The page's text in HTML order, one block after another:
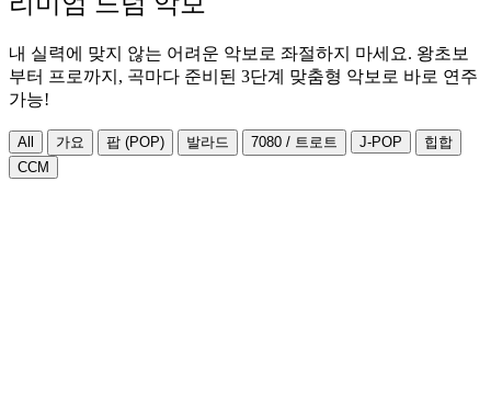
내 실력에 맞지 않는 어려운 악보로 좌절하지 마세요. 왕초보
부터 프로까지, 곡마다 준비된 3단계 맞춤형 악보로 바로 연주
가능!
All 가요 팝 (POP) 발라드 7080 / 트로트 J-POP
힙합
CCM